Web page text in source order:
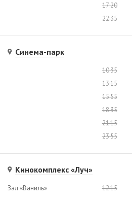
17:20
22:35
Синема-парк
10:35
13:15
15:55
18:35
21:15
23:55
Кинокомплекс «Луч»
Зал «Ваниль» 12:15